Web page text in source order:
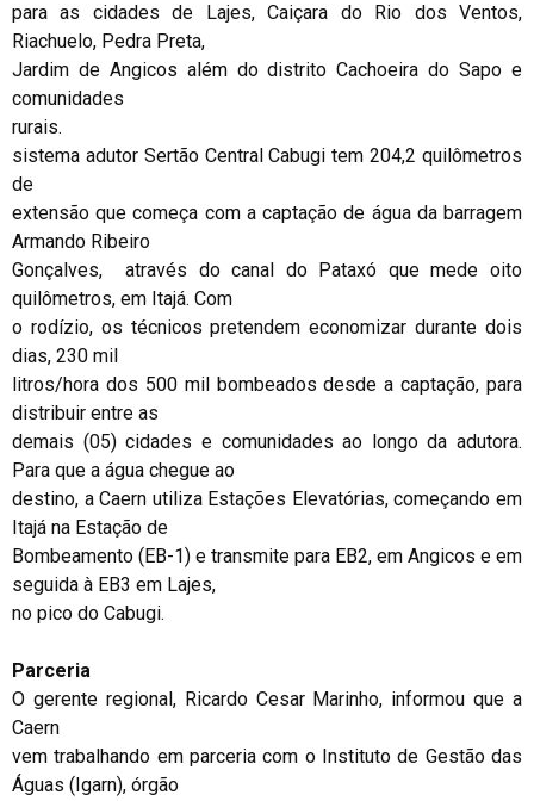
para as cidades de Lajes, Caiçara do Rio dos Ventos,
Riachuelo, Pedra Preta,
Jardim de Angicos além do distrito Cachoeira do Sapo e
comunidades
rurais.
sistema adutor Sertão Central Cabugi tem 204,2 quilômetros
de
extensão que começa com a captação de água da barragem
Armando Ribeiro
Gonçalves, através do canal do Pataxó que mede oito
quilômetros, em Itajá. Com
o rodízio, os técnicos pretendem economizar durante dois
dias, 230 mil
litros/hora dos 500 mil bombeados desde a captação, para
distribuir entre as
demais (05) cidades e comunidades ao longo da adutora.
Para que a água chegue ao
destino, a Caern utiliza Estações Elevatórias, começando em
Itajá na Estação de
Bombeamento (EB-1) e transmite para EB2, em Angicos e em
seguida à EB3 em Lajes,
no pico do Cabugi.
Parceria
O gerente regional, Ricardo Cesar Marinho, informou que a
Caern
vem trabalhando em parceria com o Instituto de Gestão das
Águas (Igarn), órgão